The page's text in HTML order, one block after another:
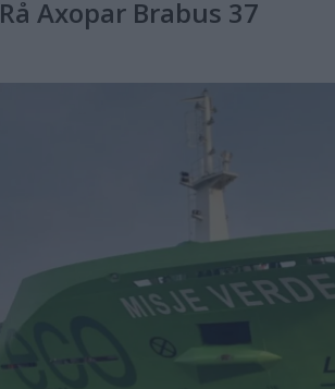
Rå Axopar Brabus 37